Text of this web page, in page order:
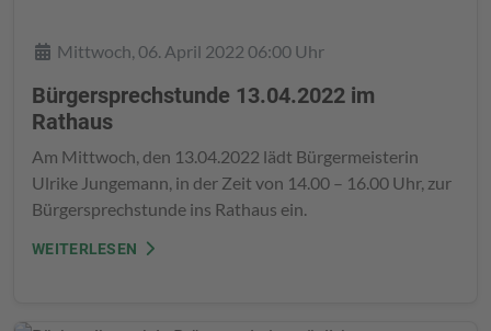
DetailsMittwoch, 06. April 2022 06:00 Uhr
Bürgersprechstunde 13.04.2022 im
Rathaus
Am Mittwoch, den 13.04.2022 lädt Bürgermeisterin
Ulrike Jungemann, in der Zeit von 14.00 – 16.00 Uhr, zur
Bürgersprechstunde ins Rathaus ein.
WEITERLESEN